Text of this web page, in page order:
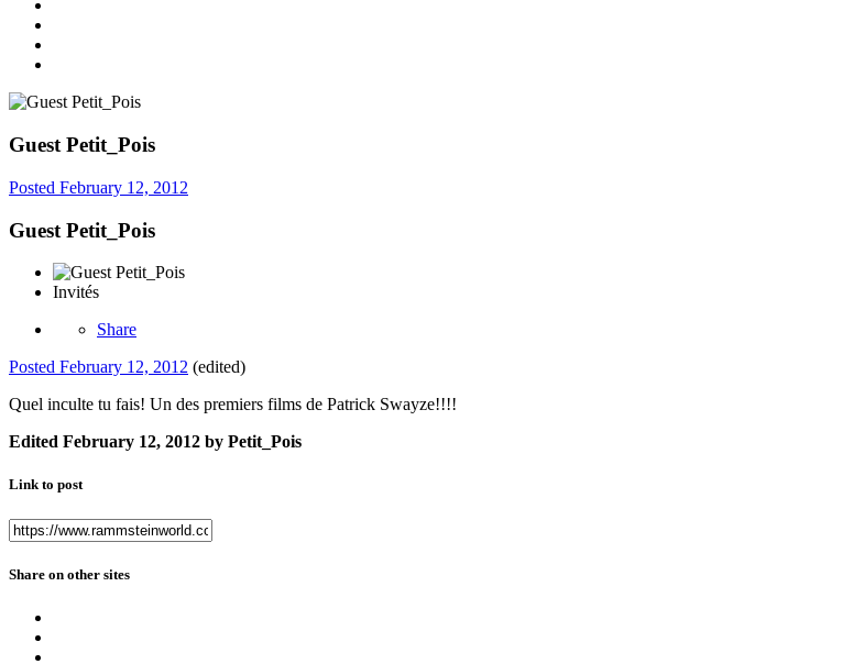
Guest Petit_Pois
Posted February 12, 2012
Guest Petit_Pois
Invités
Share
Posted February 12, 2012 (edited)
Quel inculte tu fais! Un des premiers films de Patrick Swayze!!!!
Edited February 12, 2012 by Petit_Pois
Link to post
Share on other sites